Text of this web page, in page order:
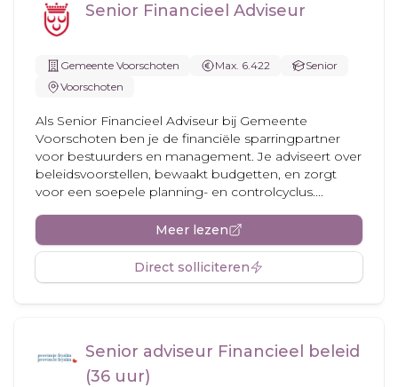
Senior Financieel Adviseur
Gemeente Voorschoten Max. 6.422
Senior
Voorschoten
Als Senior Financieel Adviseur bij Gemeente
Voorschoten ben je de financiële sparringpartner
voor bestuurders en management. Je adviseert over
beleidsvoorstellen, bewaakt budgetten, en zorgt
voor een soepele planning- en controlcyclus....
Meer lezen
Direct solliciteren
Senior adviseur Financieel beleid
(36 uur)